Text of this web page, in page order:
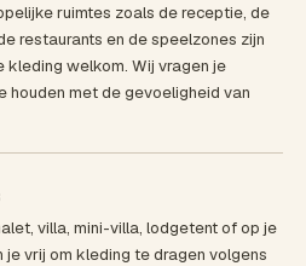
ruimtes zoals de receptie, de
restaurants en de speelzones zijn
kleding welkom. Wij vragen je
houden met de gevoeligheid van
villa, mini-villa, lodgetent of op je
vrij om kleding te dragen volgens